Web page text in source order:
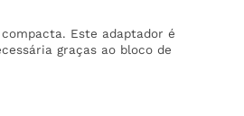
Este adaptador é
graças ao bloco de